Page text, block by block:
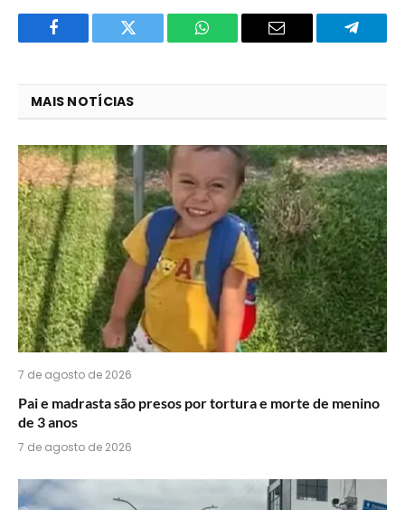
Facebook Twitter
O
do
WhatsApp?
E-
MAIS NOTÍCIAS
7 de agosto de 2026
Pai e madrasta são presos por tortura e morte de menino
de 3 anos
7 de agosto de 2026